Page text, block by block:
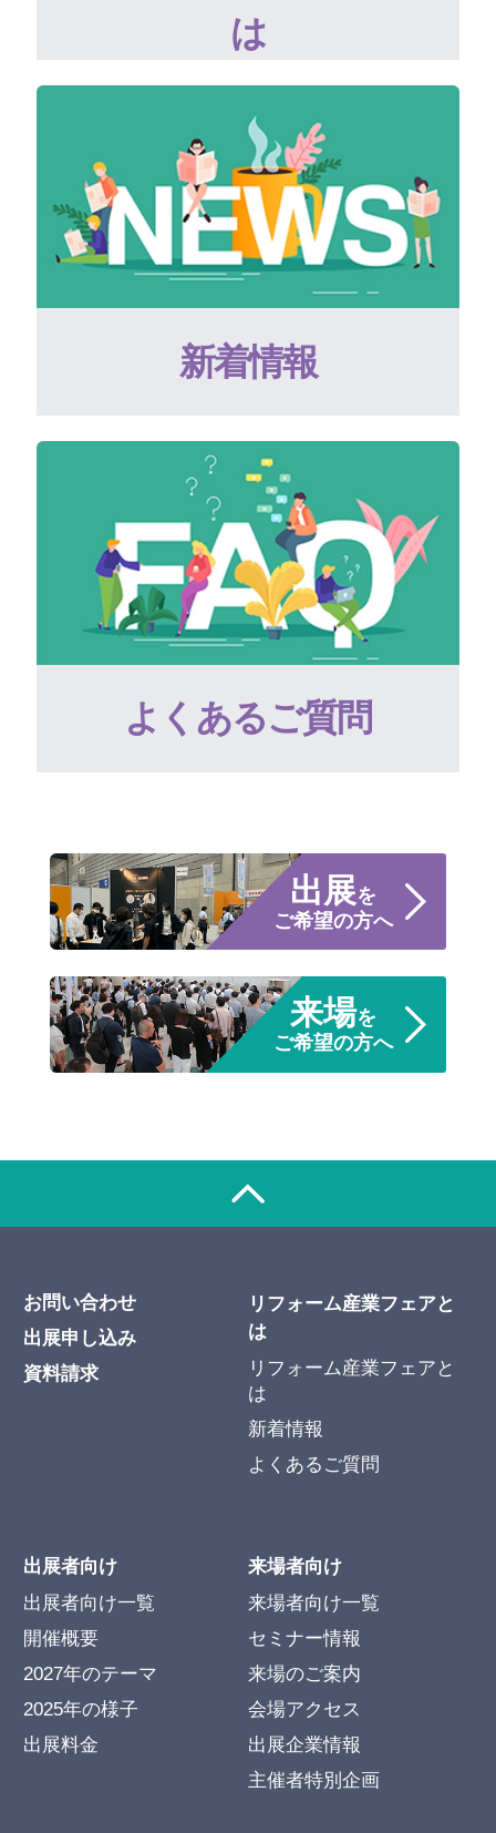
は
新着情報
よくあるご質問
出展を
ご希望の方へ
来場を
ご希望の方へ
お問い合わせ
出展申し込み
資料請求
リフォーム産業フェアと
は
リフォーム産業フェアと
は
新着情報
よくあるご質問
出展者向け
出展者向け一覧
開催概要
2027年のテーマ
2025年の様子
出展料金
来場者向け
来場者向け一覧
セミナー情報
来場のご案内
会場アクセス
出展企業情報
主催者特別企画